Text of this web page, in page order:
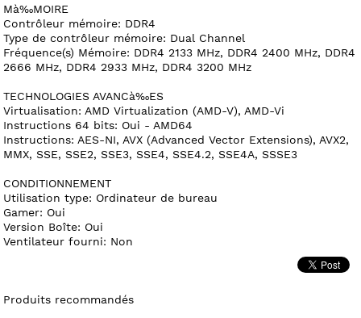
Mà‰MOIRE
Contrôleur mémoire: DDR4
Type de contrôleur mémoire: Dual Channel
Fréquence(s) Mémoire: DDR4 2133 MHz, DDR4 2400 MHz, DDR4
2666 MHz, DDR4 2933 MHz, DDR4 3200 MHz
TECHNOLOGIES AVANCà‰ES
Virtualisation: AMD Virtualization (AMD-V), AMD-Vi
Instructions 64 bits: Oui - AMD64
Instructions: AES-NI, AVX (Advanced Vector Extensions), AVX2,
MMX, SSE, SSE2, SSE3, SSE4, SSE4.2, SSE4A, SSSE3
CONDITIONNEMENT
Utilisation type: Ordinateur de bureau
Gamer: Oui
Version Boîte: Oui
Ventilateur fourni: Non
Produits recommandés